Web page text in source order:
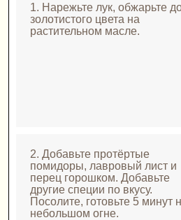
1. Нарежьте лук, обжарьте
золотистого цвета на
растительном масле.
2. Добавьте протёртые
помидоры, лавровый лист и
перец горошком. Добавьте
другие специи по вкусу.
Посолите, готовьте 5 минут
небольшом огне.